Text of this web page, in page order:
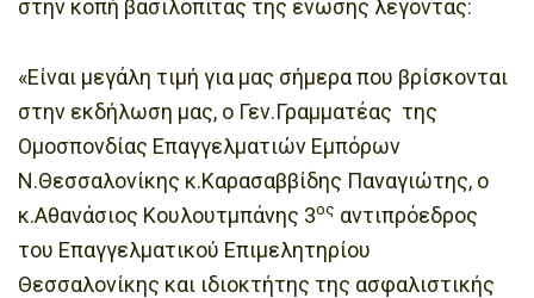
στην κοπή βασιλόπιτας της ένωσης λέγοντας:
«Είναι μεγάλη τιμή για μας σήμερα που βρίσκονται
στην εκδήλωση μας, ο Γεν.Γραμματέας της
Ομοσπονδίας Επαγγελματιών Εμπόρων
Ν.Θεσσαλονίκης κ.Καρασαββίδης Παναγιώτης, ο
κ.Αθανάσιος Κουλουτμπάνης 3ος αντιπρόεδρος
του Επαγγελματικού Επιμελητηρίου
Θεσσαλονίκης και ιδιοκτήτης της ασφαλιστικής